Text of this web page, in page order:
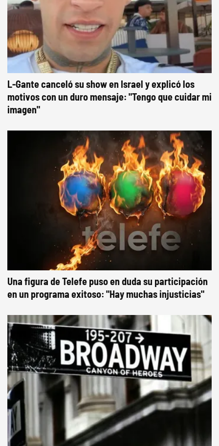
L-Gante canceló su show en Israel y explicó los
motivos con un duro mensaje: "Tengo que cuidar mi
imagen"
Una figura de Telefe puso en duda su participación
en un programa exitoso: "Hay muchas injusticias"